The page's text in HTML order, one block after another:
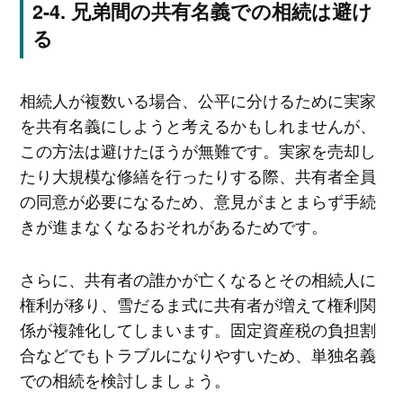
兄弟間の共有名義での相続は避け
る
相続人が複数いる場合、公平に分けるために実家
を共有名義にしようと考えるかもしれませんが、
この方法は避けたほうが無難です。実家を売却し
たり大規模な修繕を行ったりする際、共有者全員
の同意が必要になるため、意見がまとまらず手続
きが進まなくなるおそれがあるためです。
さらに、共有者の誰かが亡くなるとその相続人に
権利が移り、雪だるま式に共有者が増えて権利関
係が複雑化してしまいます。固定資産税の負担割
合などでもトラブルになりやすいため、単独名義
での相続を検討しましょう。